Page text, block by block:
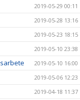
2019-05-29 00:11
2019-05-28 13:16
2019-05-23 18:15
2019-05-10 23:38
2019-05-10 16:00
2019-05-06 12:23
2019-04-18 11:37